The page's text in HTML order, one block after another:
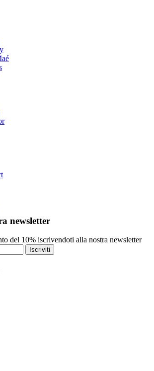
newsletter
del 10% iscrivendoti alla nostra newsletter
Iscriviti